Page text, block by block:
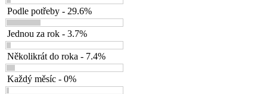
Podle potřeby - 29.6%
Jednou za rok - 3.7%
Několikrát do roka - 7.4%
Každý měsíc - 0%